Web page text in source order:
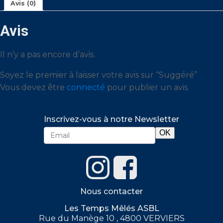
Avis (0)
Avis
Il n’y a pas encore d’avis.
Soyez le premier à laisser votre avis sur “Suggéré”
Vous devez être connecté pour publier un avis.
Inscrivez-vous à notre Newsletter
Nous contacter
Les Temps Mêlés ASBL
Rue du Manège 10 , 4800 VERVIERS